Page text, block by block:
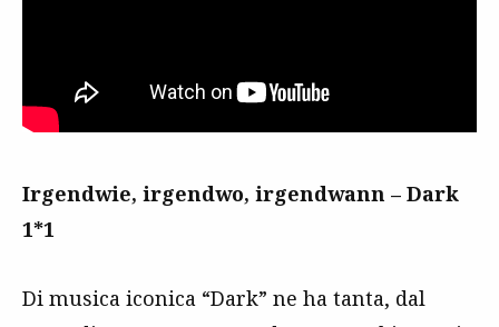
Irgendwie, irgendwo, irgendwann – Dark
1*1
Di musica iconica “Dark” ne ha tanta, dal